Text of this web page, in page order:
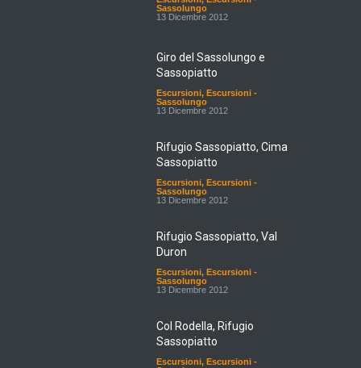
Sassolungo
13 Dicembre 2012
Giro del Sassolungo e
Sassopiatto
Escursioni, Escursioni -
Sassolungo
13 Dicembre 2012
Rifugio Sassopiatto, Cima
Sassopiatto
Escursioni, Escursioni -
Sassolungo
13 Dicembre 2012
Rifugio Sassopiatto, Val
Duron
Escursioni, Escursioni -
Sassolungo
13 Dicembre 2012
Col Rodella, Rifugio
Sassopiatto
Escursioni, Escursioni -